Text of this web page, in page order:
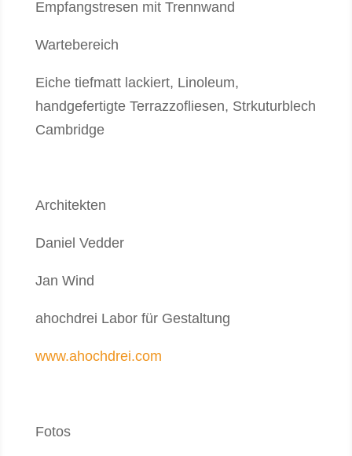
Empfangstresen mit Trennwand
Wartebereich
Eiche tiefmatt lackiert, Linoleum,
handgefertigte Terrazzofliesen, Strkuturblech
Cambridge
Architekten
Daniel Vedder
Jan Wind
ahochdrei Labor für Gestaltung
www.ahochdrei.com
Fotos